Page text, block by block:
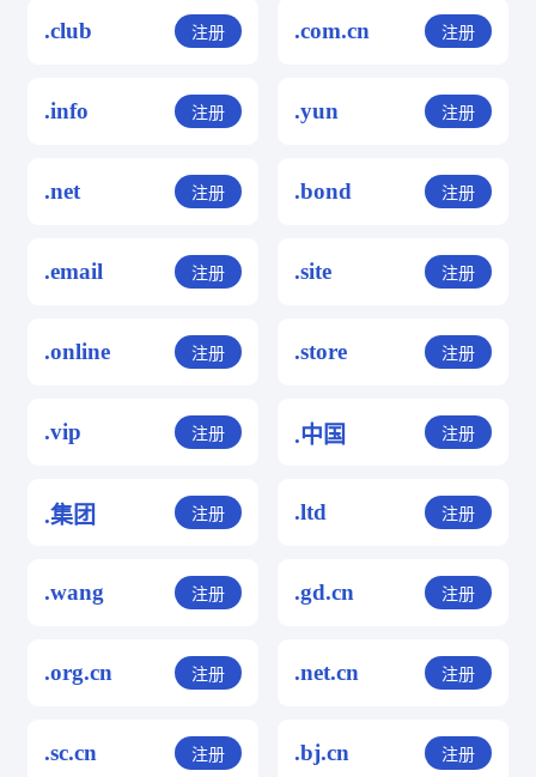
.club 注册 .com.cn 注册
.info 注册 .yun 注册
.net 注册 .bond 注册
.email 注册 .site 注册
.online 注册 .store 注册
.vip 注册 .中国 注册
.集团 注册 .ltd 注册
.wang 注册 .gd.cn 注册
.org.cn 注册 .net.cn 注册
.sc.cn 注册 .bj.cn 注册